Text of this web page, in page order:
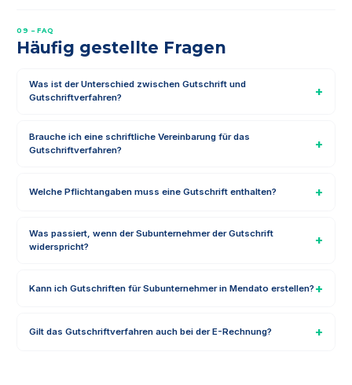
09 – FAQ
Häufig gestellte Fragen
Was ist der Unterschied zwischen Gutschrift und
Gutschriftverfahren?
Brauche ich eine schriftliche Vereinbarung für das
Gutschriftverfahren?
Welche Pflichtangaben muss eine Gutschrift enthalten?
Was passiert, wenn der Subunternehmer der Gutschrift
widerspricht?
Kann ich Gutschriften für Subunternehmer in Mendato erstellen?
Gilt das Gutschriftverfahren auch bei der E-Rechnung?